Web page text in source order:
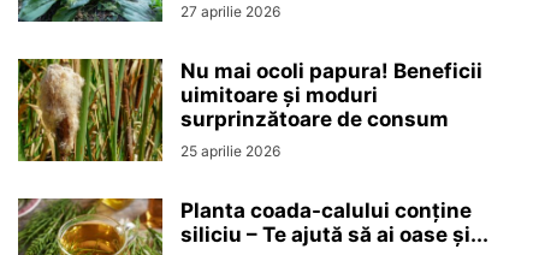
27 aprilie 2026
Nu mai ocoli papura! Beneficii
uimitoare și moduri
surprinzătoare de consum
25 aprilie 2026
Planta coada-calului conține
siliciu – Te ajută să ai oase și...